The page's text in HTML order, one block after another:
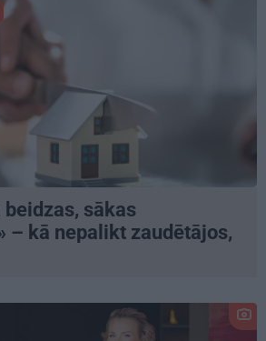
sākas
– kā nepalikt zaudētājos,